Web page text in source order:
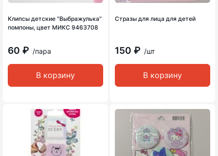
Клипсы детские "Выбражулька"
помпоны, цвет МИКС 9463708
60 ₽ /пара
В корзину
Стразы для лица для детей
150 ₽ /шт
В корзину